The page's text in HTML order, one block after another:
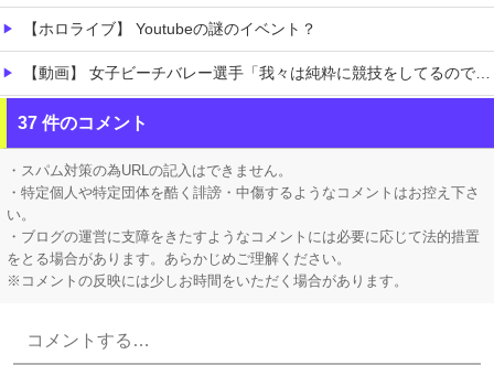
【ホロライブ】 Youtubeの謎のイベント？
【動画】 女子ビーチバレー選手「我々は純粋に競技をしてるので性的な目で見ないでください！！」
【炎上】 居酒屋『6人で4939円』の会計に賛否→なんG民の投票結果が笑えるｗｗｗ
【有能】 政府「トラックはサービスエリア利用有料化すればサボらず走るし流問題解決じゃね？」
37 件のコメント
・スパム対策の為URLの記入はできません。
・特定個人や特定団体を酷く誹謗・中傷するようなコメントはお控え下さ
い。
・ブログの運営に支障をきたすようなコメントには必要に応じて法的措置
をとる場合があります。あらかじめご理解ください。
※コメントの反映には少しお時間をいただく場合があります。